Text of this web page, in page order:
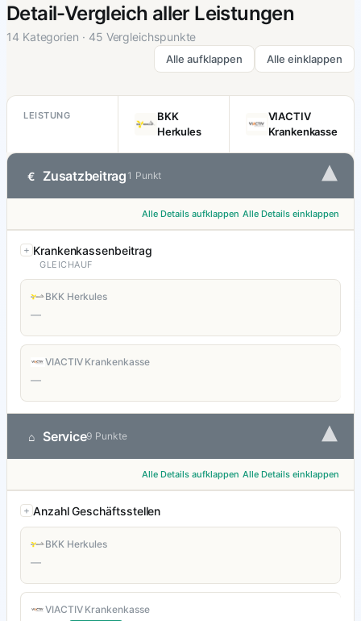
Detail-Vergleich aller Leistungen
14 Kategorien · 45 Vergleichspunkte
Alle aufklappen Alle einklappen
LEISTUNG
BKK
Herkules
VIACTIV
Krankenkasse
€ Zusatzbeitrag 1 Punkt ▾
Alle Details aufklappen Alle Details einklappen
Krankenkassenbeitrag
GLEICHAUF
BKK Herkules
—
VIACTIV Krankenkasse
—
⌂ Service9 Punkte ▾
Alle Details aufklappen Alle Details einklappen
Anzahl Geschäftsstellen
BKK Herkules
—
VIACTIV Krankenkasse